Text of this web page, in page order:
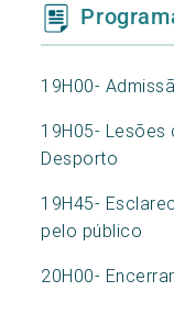
19H00-
19H05- Lesões
Desporto
19H45-
pelo público
20H00-